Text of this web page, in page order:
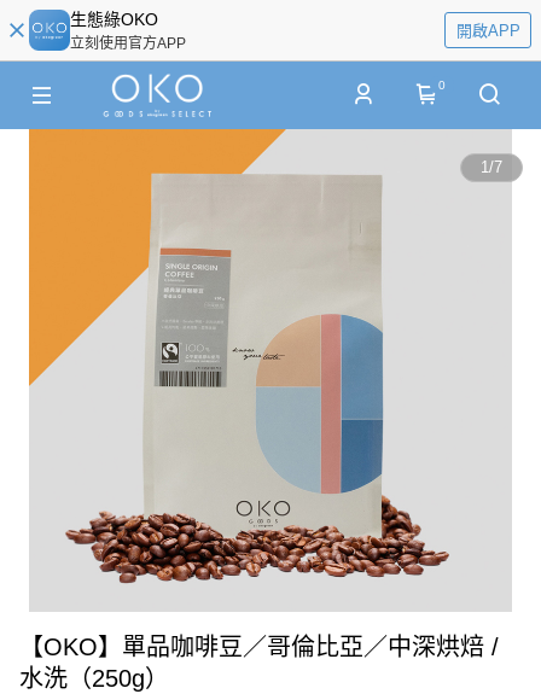
生態綠OKO
立刻使用官方APP
開啟APP
0
1/7
【OKO】單品咖啡豆／哥倫比亞／中深烘焙 /
水洗（250g）